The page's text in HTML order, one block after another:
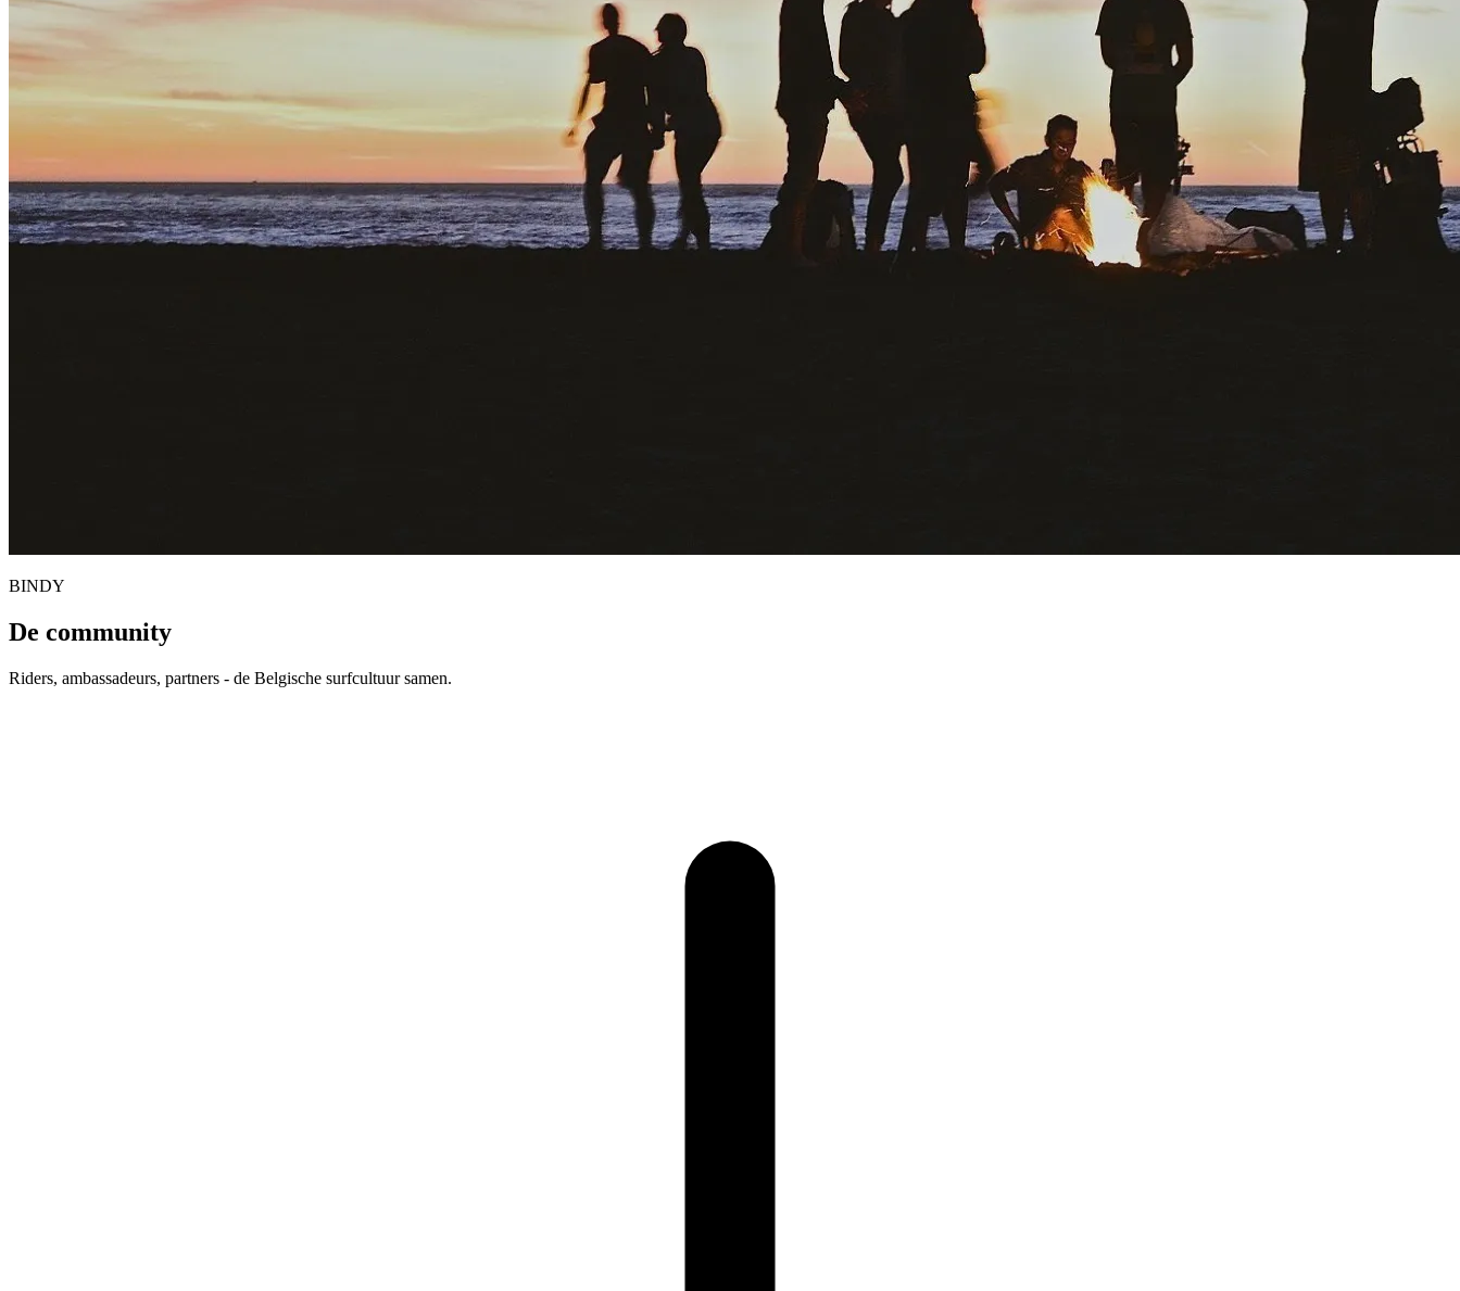
BINDY
De community
Riders, ambassadeurs, partners - de Belgische surfcultuur samen.